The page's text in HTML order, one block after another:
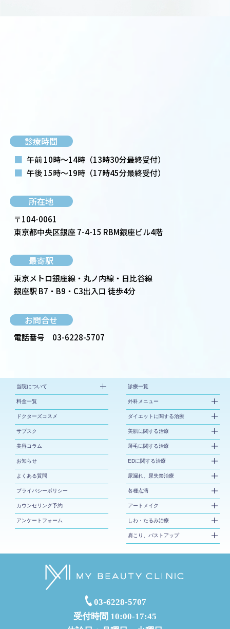
診療時間
■ 午前 10時～14時 （13時30分最終受付）
■ 午後 15時～19時 （17時45分最終受付）
所在地
〒104-0061
東京都中央区銀座 7-4-15 RBM銀座ビル4階
最寄駅
東京メトロ銀座線・丸ノ内線・日比谷線
銀座駅 B7・B9・C3出入口 徒歩4分
お問合せ
電話番号 03-6228-5707
当院について
料金一覧
ドクターズコスメ
サブスク
美容コラム
お知らせ
よくある質問
プライバシーポリシー
カウンセリング予約
アンケートフォーム
診療一覧
外科メニュー
ダイエットに関する治療
美肌に関する治療
薄毛に関する治療
EDに関する治療
尿漏れ、尿失禁治療
各種点滴
アートメイク
しわ・たるみ治療
肩こり、バストアップ
03-6228-5707
受付時間 10:00-17:45